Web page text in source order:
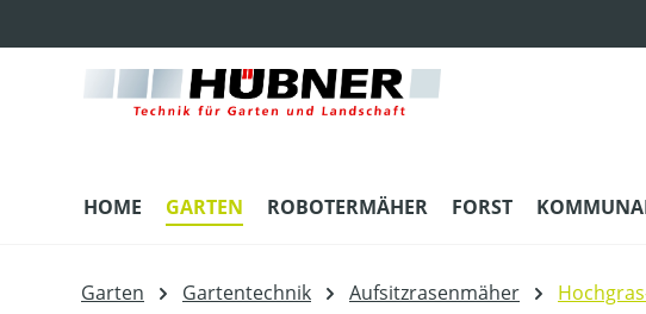
HOME GARTEN ROBOTERMÄHER FORST
Garten Gartentechnik Aufsitzrasenmäher